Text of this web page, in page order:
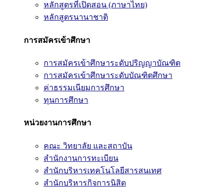
หลักสูตรที่เปิดสอน (ภาษาไทย)
หลักสูตรนานาชาติ
การสมัครเข้าศึกษา
การสมัครเข้าศึกษาระดับปริญญาบัณฑิต
การสมัครเข้าศึกษาระดับบัณฑิตศึกษา
ค่าธรรมเนียมการศึกษา
ทุนการศึกษา
หน่วยงานการศึกษา
คณะ วิทยาลัย และสถาบัน
สำนักงานการทะเบียน
สำนักบริหารเทคโนโลยีสารสนเทศ
สำนักบริหารกิจการนิสิต